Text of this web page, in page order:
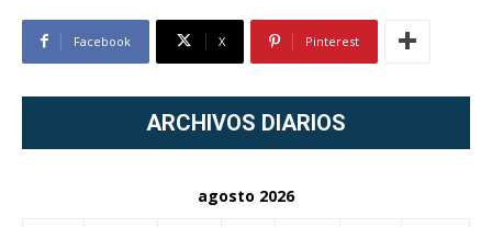
Facebook X Pinterest
ARCHIVOS DIARIOS
agosto 2026